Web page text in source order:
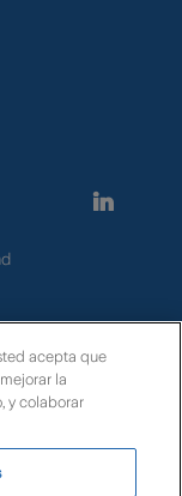
723
acepta que
la
y colaborar